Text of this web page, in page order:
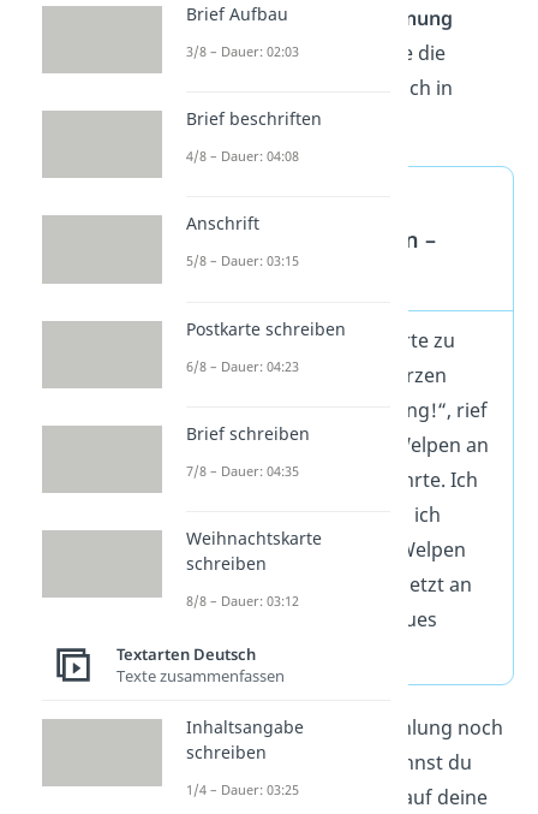
Jetzt darfst du die
Spannung
endlichauflösen
. Runde die
Erlebniserzählung danach in
wenigen Sätzen ab.
Grundschule Ferien –
Die Hundenase gehörte zu
einem kleinen, schwarzen
Welpen. „Überraschung!“, rief
mein Papa, der den Welpen an
der Leine ins Haus führte. Ich
war überglücklich, als ich
erfuhr, dass ich den Welpen
behalten durfte. Von jetzt an
haben wir also ein neues
Familienmitglied!
Extratipp:Um die Erzählung noch
besser abzurunden, kannst du
dich auch noch einmal auf deine
Brief Aufbau
3/8 – Dauer: 02:03
Brief beschriften
4/8 – Dauer: 04:08
Anschrift
5/8 – Dauer: 03:15
Postkarte schreiben
6/8 – Dauer: 04:23
Brief schreiben
7/8 – Dauer: 04:35
Weihnachtskarte
schreiben
8/8 – Dauer: 03:12
Textarten Deutsch
Texte zusammenfassen
Inhaltsangabe
schreiben
1/4 – Dauer: 03:25